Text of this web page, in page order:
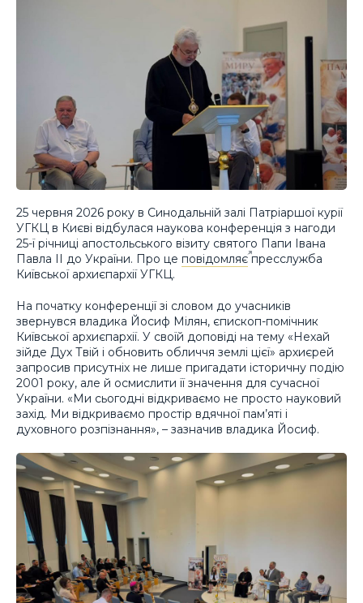
25 червня 2026 року в Синодальній залі Патріаршої курії
УГКЦ в Києві відбулася наукова конференція з нагоди
25-ї річниці апостольського візиту святого Папи Івана
Павла ІІ до України. Про це повідомляєпресслужба
Київської архиєпархії УГКЦ.
На початку конференції зі словом до учасників
звернувся владика Йосиф Мілян, єпископ-помічник
Київської архиєпархії. У своїй доповіді на тему «Нехай
зійде Дух Твій і обновить обличчя землі цієї» архиєрей
запросив присутніх не лише пригадати історичну подію
2001 року, але й осмислити її значення для сучасної
України. «Ми сьогодні відкриваємо не просто науковий
захід. Ми відкриваємо простір вдячної пам’яті і
духовного розпізнання», – зазначив владика Йосиф.